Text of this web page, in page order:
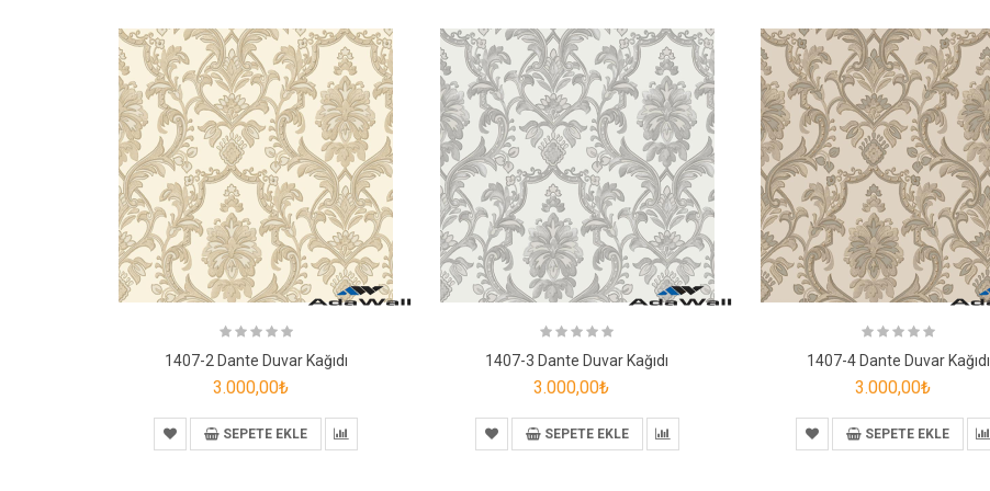
1407-2 Dante Duvar Kağıdı
3.000,00₺
SEPETE EKLE
1407-3 Dante Duvar Kağıdı
3.000,00₺
SEPETE EKLE
1407-4 Dante Duvar Kağıdı
3.000,00₺
SEPETE EKLE